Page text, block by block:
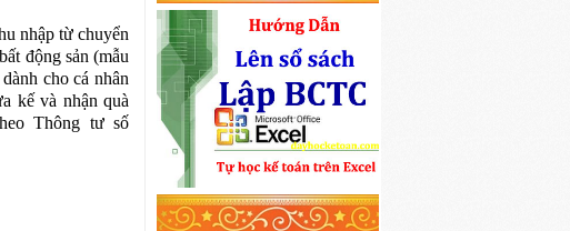
nhập từ chuyển
động sản (mẫu
cho cá nhân
kế và nhận quà
Thông tư số